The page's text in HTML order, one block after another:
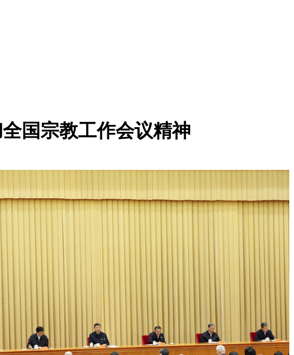
国宗教工作会议精神